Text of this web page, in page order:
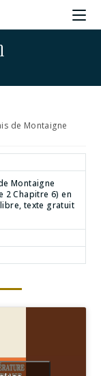
de Montaigne
Montaigne
2 Chapitre 6) en
texte gratuit